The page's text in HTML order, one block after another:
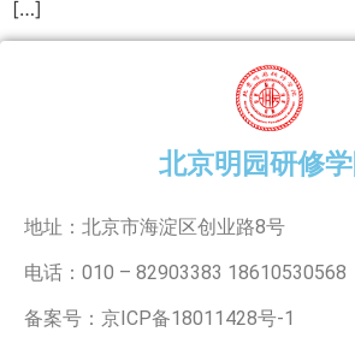
[…]
北京明园研修
地址：北京市海淀区创业路8号
电话：010 – 82903383 18610530568
备案号：京ICP备18011428号-1